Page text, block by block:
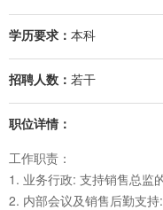
学历要求： 本科
招聘人数： 若干
职位详情：
工作职责：
1. 业务行政: 支持销售总监
2. 内部会议及销售后勤支